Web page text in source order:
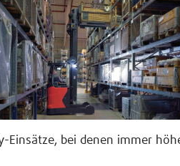
Einsätze, bei denen immer